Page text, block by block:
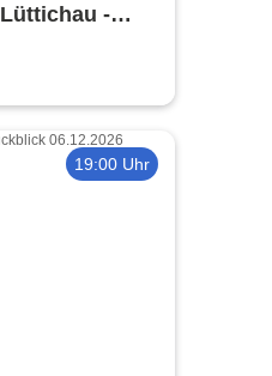
-
19:00 Uhr